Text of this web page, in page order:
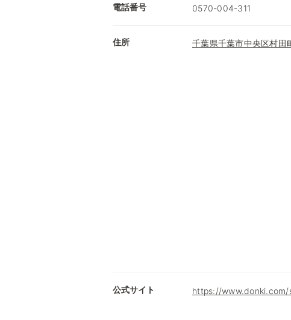
電話番号 0570-004-311
住所 千葉県千葉市中央区村田
公式サイト https://www.donki.com/